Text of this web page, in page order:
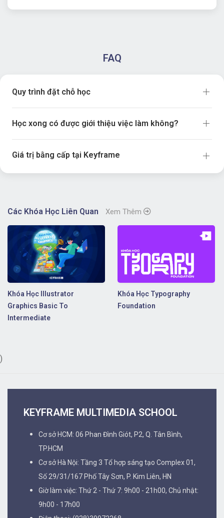
FAQ
Quy trình đặt chỗ học
Học xong có được giới thiệu việc làm không?
Giá trị bằng cấp tại Keyframe
Các Khóa Học Liên Quan Xem Thêm
Khóa Học Illustrator
Graphics Basic To
Intermediate
Khóa Học Typography
Foundation
)
KEYFRAME MULTIMEDIA SCHOOL
Cơ sở HCM: 06 Phan Đình Giót, P2, Q. Tân Bình,
TP.HCM
Cơ sở Hà Nội: Tầng 3 Tổ hợp sáng tạo Complex 01,
Số 29/31/167 Phố Tây Sơn, P. Kim Liên, HN
Giờ làm việc: Thứ 2 - Thứ 7: 9h00 - 21h00, Chủ nhật:
9h00 - 17h00